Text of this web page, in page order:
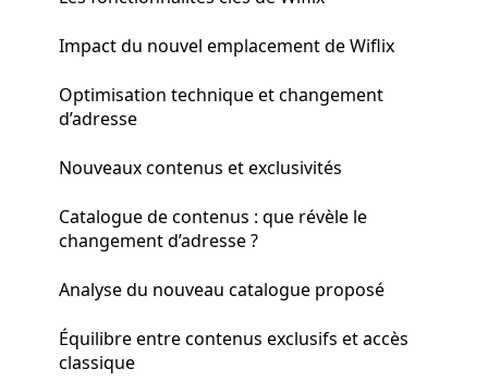
Impact du nouvel emplacement de Wiflix
Optimisation technique et changement
d’adresse
Nouveaux contenus et exclusivités
Catalogue de contenus : que révèle le
changement d’adresse ?
Analyse du nouveau catalogue proposé
Équilibre entre contenus exclusifs et accès
classique